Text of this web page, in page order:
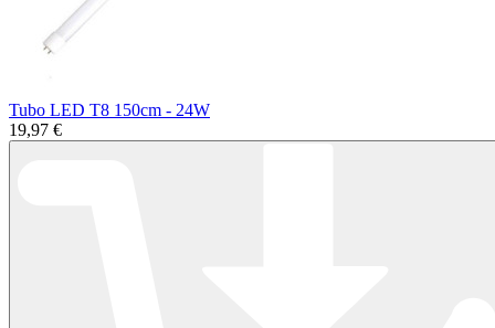
Tubo LED T8 150cm - 24W
19,97 €